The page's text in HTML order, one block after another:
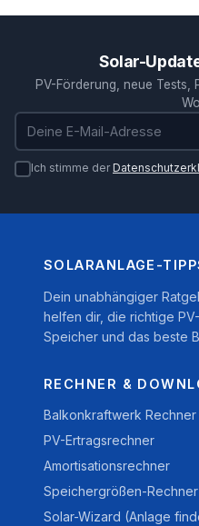
Solar-
PV-Förderung, neue Tests,
E-Mail-Adresse
Ich stimme der
SOLARANLAGE-
Dein unabhängiger
helfen dir, die richtige
Speicher und das beste
RECHNER &
Balkonkraftwerk Rechner
PV-Ertragsrechner
Amortisationsrechner
Speichergrößen-Rechner
Solar-Wizard (Anlage